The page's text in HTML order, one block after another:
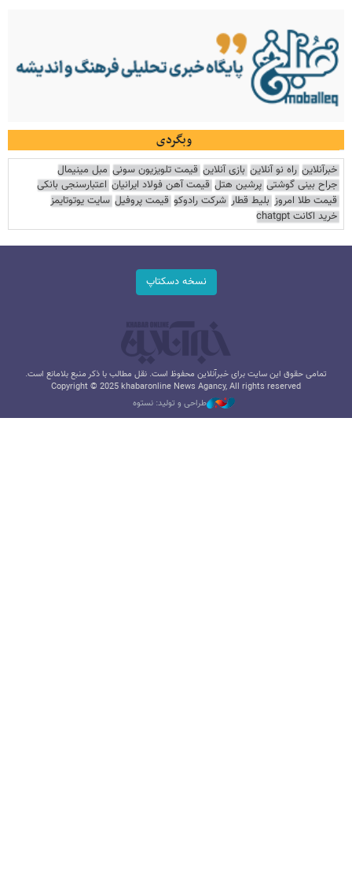
وبگردی
خبرآنلاین راه نو آنلاین بازی آنلاین قیمت تلویزیون سونی مبل مینیمال
جراح بینی گوشتی پرشین هتل قیمت آهن فولاد ایرانیان اعتبارسنجی بانکی
قیمت طلا امروز بلیط قطار شرکت رادوکو قیمت پروفیل سایت یوتوتایمز
خرید اکانت chatgpt
نسخه دسکتاپ
تمامی حقوق این سایت برای خبرآنلاین محفوظ است. نقل مطالب با ذکر منبع بلامانع است.
Copyright © 2025 khabaronline News Agancy, All rights reserved
طراحی و تولید: نستوه